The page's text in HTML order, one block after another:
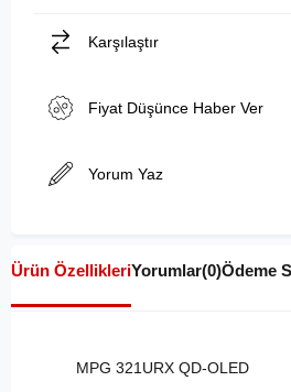
Karşılaştır
Fiyat Düşünce Haber Ver
Yorum Yaz
Ürün ÖzellikleriYorumlar(0)Ödeme
MPG 321URX QD-OLED